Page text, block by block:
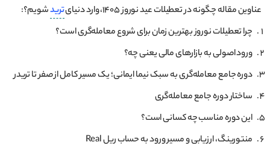
عناوین مقاله چگونه در تعطیلات عید نوروز 1405، وارد دنیای
تریدشویم؟:
چرا تعطیلات نوروز بهترین زمان برای شروع معامله‌گری است؟
ورود اصولی به بازارهای مالی یعنی چه؟
دوره جامع معامله‌گری به سبک نیما ایمانی؛ یک مسیر کامل از صفر تا تریدر
ساختار دوره جامع معامله‌گری
این دوره مناسب چه کسانی است؟
منتورینگ، ارزیابی و مسیر ورود به حساب ریل Real